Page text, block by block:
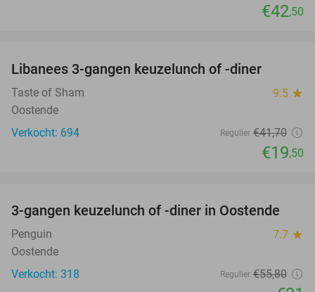
€42,50
Libanees 3-gangen keuzelunch of -diner
Taste of Sham 9.5 star
Oostende
Verkocht: 694
Regulier €41,70
€19,50
44%
3-gangen keuzelunch of -diner in Oostende
Penguin 7.7 star
Oostende
Verkocht: 318
Regulier €55,80